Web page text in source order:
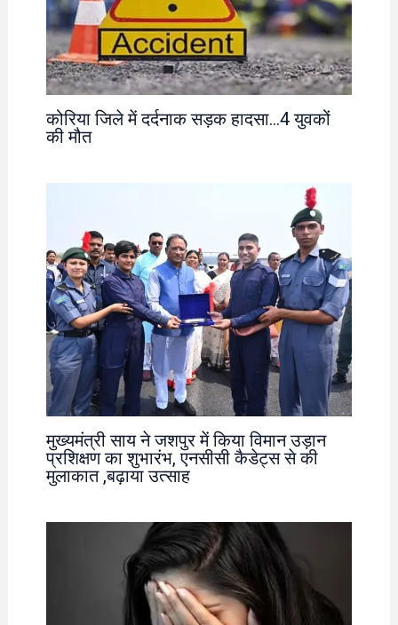
कोरिया जिले में दर्दनाक सड़क हादसा…4 युवकों
की मौत
मुख्यमंत्री साय ने जशपुर में किया विमान उड़ान
प्रशिक्षण का शुभारंभ, एनसीसी कैडेट्स से की
मुलाकात ,बढ़ाया उत्साह